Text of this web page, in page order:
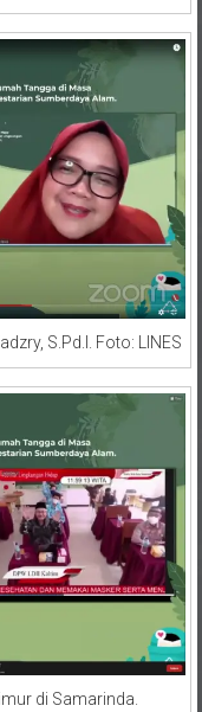
S.Pd.I. Foto: LINES
di Samarinda.